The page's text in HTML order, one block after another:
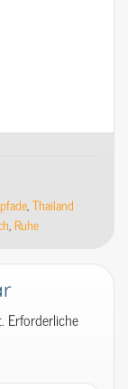
,Thailand
, Ruhe
Erforderliche